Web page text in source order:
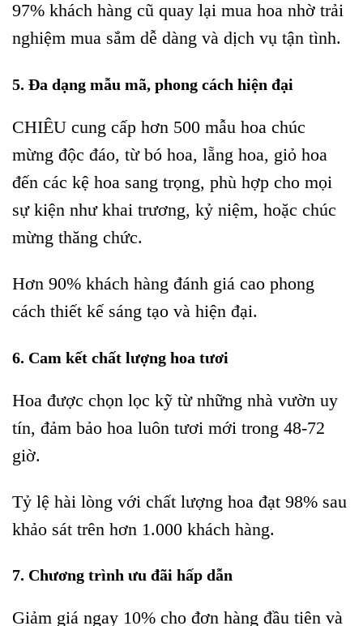
97% khách hàng cũ quay lại mua hoa nhờ trải
nghiệm mua sắm dễ dàng và dịch vụ tận tình.
5. Đa dạng mẫu mã, phong cách hiện đại
CHIÊU cung cấp hơn 500 mẫu hoa chúc
mừng độc đáo, từ bó hoa, lẵng hoa, giỏ hoa
đến các kệ hoa sang trọng, phù hợp cho mọi
sự kiện như khai trương, kỷ niệm, hoặc chúc
mừng thăng chức.
Hơn 90% khách hàng đánh giá cao phong
cách thiết kế sáng tạo và hiện đại.
6. Cam kết chất lượng hoa tươi
Hoa được chọn lọc kỹ từ những nhà vườn uy
tín, đảm bảo hoa luôn tươi mới trong 48-72
giờ.
Tỷ lệ hài lòng với chất lượng hoa đạt 98% sau
khảo sát trên hơn 1.000 khách hàng.
7. Chương trình ưu đãi hấp dẫn
Giảm giá ngay 10% cho đơn hàng đầu tiên và